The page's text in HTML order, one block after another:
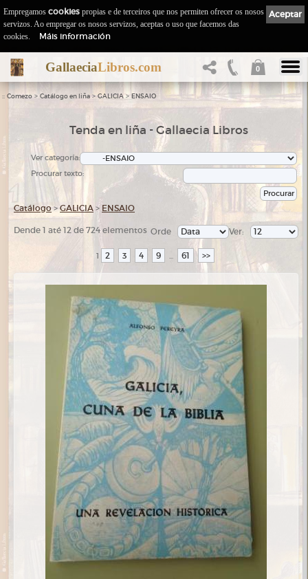
GallaeciaLibros.com 0
:: Comezo > Catálogo en liña > GALICIA> ENSAIO
Tenda en liña - Gallaecia Libros
Ver categoría:
Procurar texto:
Catálogo >GALICIA > ENSAIO
Dende 1 até 12 de 724 elementos Ver:
Orde
1 2 3 4 9 ... 61 >>
Aceptar
Empregamos cookies propias e de terceiros que nos permiten ofrecer os nosos
servizos. Ao empregar os nosos servizos, aceptas o uso que facemos das
cookies.
Máis información